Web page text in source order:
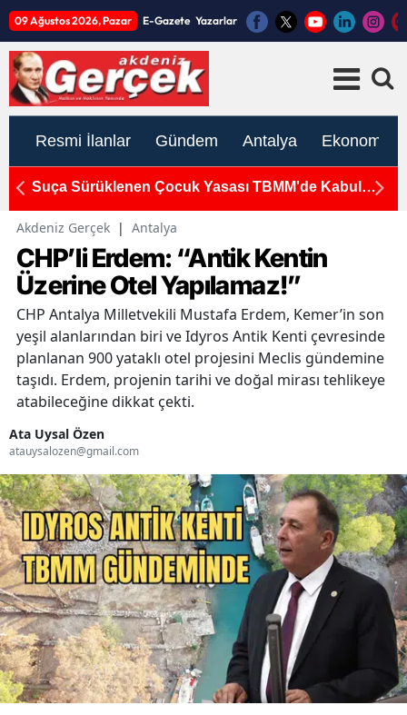
09 Ağustos 2026, Pazar E-Gazete Yazarlar
Resmi İlanlar Gündem Antalya Ekonomi
Suça Sürüklenen Çocuk Yasası TBMM'de Kabul
Akdeniz Gerçek | Antalya
CHP’li Erdem: “Antik Kentin
Üzerine Otel Yapılamaz!”
CHP Antalya Milletvekili Mustafa Erdem, Kemer’in son
yeşil alanlarından biri ve Idyros Antik Kenti çevresinde
planlanan 900 yataklı otel projesini Meclis gündemine
taşıdı. Erdem, projenin tarihi ve doğal mirası tehlikeye
atabileceğine dikkat çekti.
Ata Uysal Özen
atauysalozen@gmail.com